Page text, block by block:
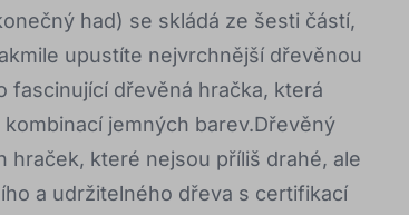
had) se skládá ze šesti částí,
upustíte nejvrchnější dřevěnou
fascinující dřevěná hračka, která
jemných barev.Dřevěný
které nejsou příliš drahé, ale
a udržitelného dřeva s certifikací